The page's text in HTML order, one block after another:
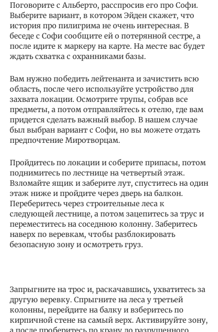
Поговорите с Альберто, расспросив его про Софи.
Выберите вариант, в котором Эйден скажет, что
история про пилигрима не очень интересная. В
беседе с Софи сообщите ей о потерянной сестре, а
после идите к маркеру на карте. На месте вас будет
ждать схватка с охранниками базы.
Вам нужно победить лейтенанта и зачистить всю
область, после чего используйте устройство для
захвата локации. Осмотрите трупы, собрав все
предметы, а потом отправляйтесь к отелю, где вам
придется сделать важный выбор. В нашем случае
был выбран вариант с Софи, но вы можете отдать
предпочтение Миротворцам.
Пройдитесь по локации и соберите припасы, потом
поднимитесь по лестнице на четвертый этаж.
Взломайте ящик и заберите лут, спуститесь на один
этаж ниже и пройдите через дверь на балкон.
Переберитесь через строительные леса к
следующей лестнице, а потом зацепитесь за трус и
переместитесь на соседнюю колонну. Заберитесь
наверх по веревкам, чтобы разблокировать
безопасную зону и осмотреть груз.
Запрыгните на трос и, раскачавшись, ухватитесь за
другую веревку. Спрыгните на леса у третьей
колонны, перейдите на балку и взберитесь по
кирпичной стене на самый верх. Активируйте зону,